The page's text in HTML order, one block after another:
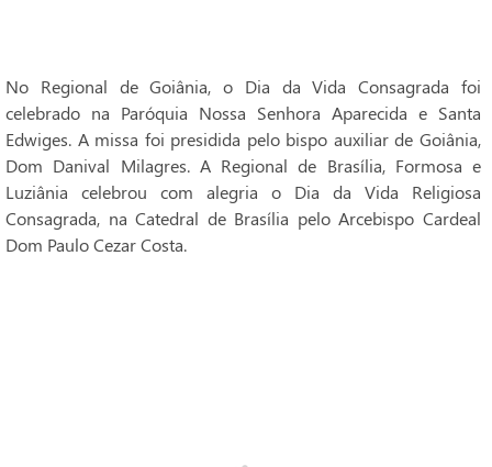
No Regional de Goiânia, o Dia da Vida Consagrada foi
celebrado na Paróquia Nossa Senhora Aparecida e Santa
Edwiges. A missa foi presidida pelo bispo auxiliar de Goiânia,
Dom Danival Milagres. A Regional de Brasília, Formosa e
Luziânia celebrou com alegria o Dia da Vida Religiosa
Consagrada, na Catedral de Brasília pelo Arcebispo Cardeal
Dom Paulo Cezar Costa.